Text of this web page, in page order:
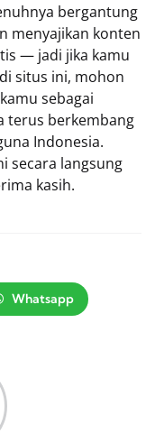
bergantung
menyajikan konten
— jadi jika kamu
situs ini, mohon
sebagai
terus berkembang
Indonesia.
secara langsung
kasih.
Whatsapp